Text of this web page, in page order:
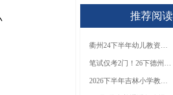
推荐阅读
衢州24下半年幼儿教资面试报名时间（+流程）
笔试仅考2门！26下德州小学语文教师资格证考哪些科目？
2026下半年吉林小学教师证“0”元入学！